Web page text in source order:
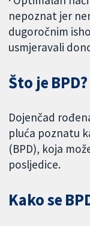
nepoznat jer
dugoročnim
usmjeravali
Što je BPD?
Dojenčad
pluća poznatu
(BPD), koja
posljedice.
Kako se